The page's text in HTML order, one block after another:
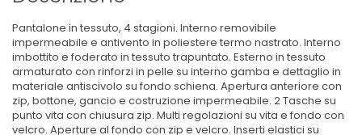
Pantalone in tessuto, 4 stagioni. Interno removibile
impermeabile e antivento in poliestere termo nastrato. Interno
imbottito e foderato in tessuto trapuntato. Esterno in tessuto
armaturato con rinforzi in pelle su interno gamba e dettaglio in
materiale antiscivolo su fondo schiena. Apertura anteriore con
zip, bottone, gancio e costruzione impermeabile. 2 Tasche su
punto vita con chiusura zip. Multi regolazioni su vita e fondo con
velcro. Aperture al fondo con zip e velcro. Inserti elastici su